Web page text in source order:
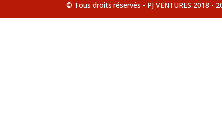
© Tous droits réservés - PJ VENTURES 2018 -